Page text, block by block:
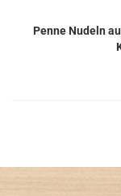
Penne Nudeln